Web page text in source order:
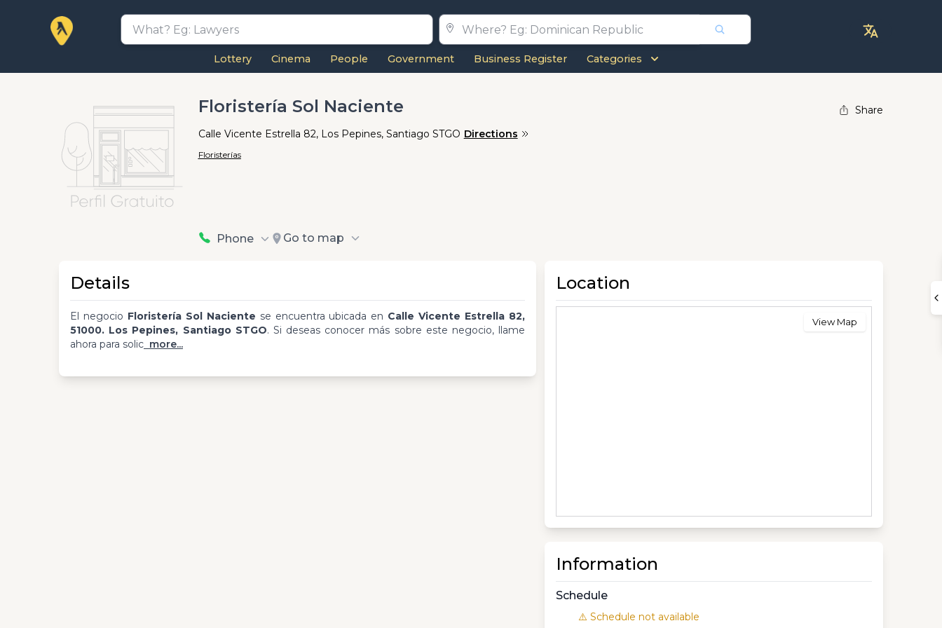
Lottery Cinema People Government Business Register Categories
Floristería Sol Naciente
Calle Vicente Estrella 82, Los Pepines, Santiago STGO Directions
Floristerías
Phone Go to map
Share
Details
El negocio Floristería Sol Naciente se encuentra ubicada en Calle Vicente Estrella 82,
51000. Los Pepines, Santiago STGO. Si deseas conocer más sobre este negocio, llame
ahora para solic more...
Location
View Map
Information
Schedule
⚠️ Schedule not available